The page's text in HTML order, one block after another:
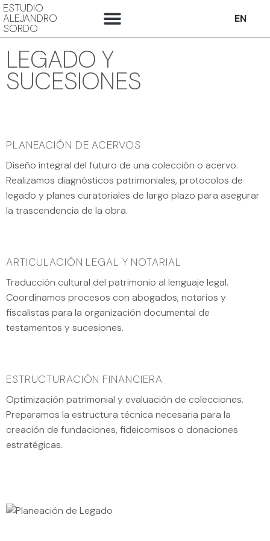
ESTUDIO
ALEJANDRO
SORDO
EN
LEGADO Y
SUCESIONES
PLANEACIÓN DE ACERVOS
Diseño integral del futuro de una colección o acervo.
Realizamos diagnósticos patrimoniales, protocolos de
legado y planes curatoriales de largo plazo para asegurar
la trascendencia de la obra.
ARTICULACIÓN LEGAL Y NOTARIAL
Traducción cultural del patrimonio al lenguaje legal.
Coordinamos procesos con abogados, notarios y
fiscalistas para la organización documental de
testamentos y sucesiones.
ESTRUCTURACIÓN FINANCIERA
Optimización patrimonial y evaluación de colecciones.
Preparamos la estructura técnica necesaria para la
creación de fundaciones, fideicomisos o donaciones
estratégicas.